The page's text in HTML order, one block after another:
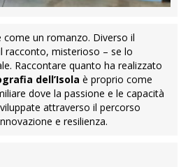
come un romanzo. Diverso il
racconto, misterioso – se lo
Raccontare quanto ha realizzato
dell’Isola è proprio come
dove la passione e le capacità
attraverso il percorso
e resilienza.